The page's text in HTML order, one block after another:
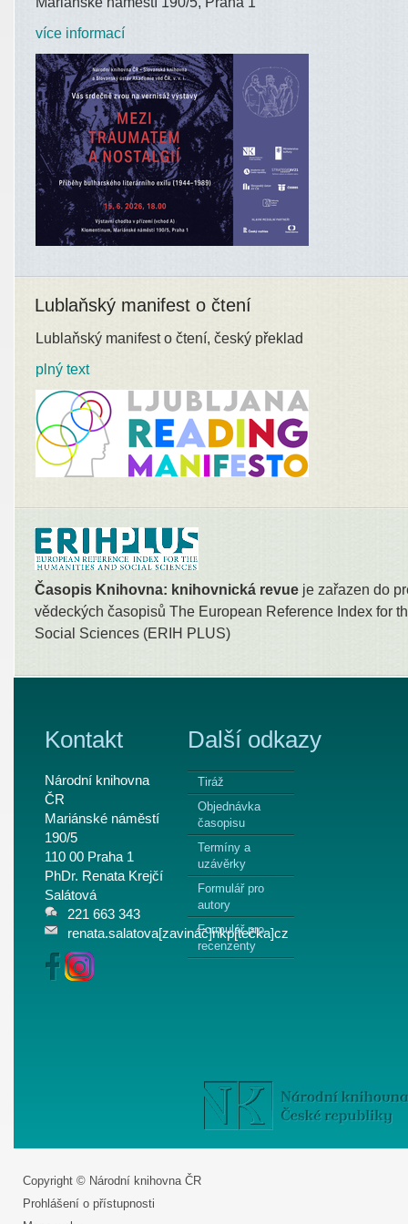
více informací
Lublaňský manifest o čtení
Lublaňský manifest o čtení, český překlad
plný text
Časopis Knihovna: knihovnická revue je zařazen do
vědeckých časopisů The European Reference Index for
Social Sciences (ERIH PLUS)
Kontakt
Národní knihovna
ČR
Mariánské náměstí
190/5
110 00 Praha 1
PhDr. Renata Krejčí
Salátová
221 663 343
renata.salatova[zavináč]nkp[tečka]cz
Další odkazy
Tiráž
Objednávka
časopisu
Termíny a
uzávěrky
Formulář pro
autory
Formulář pro
recenzenty
Copyright © Národní knihovna ČR
Prohlášení o přístupnosti